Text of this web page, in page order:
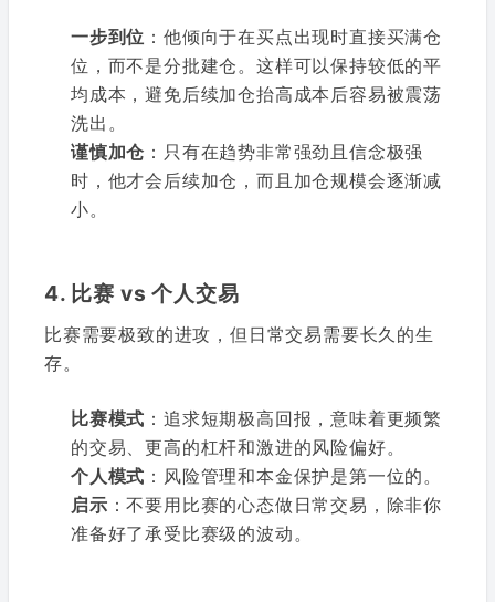
一步到位 ：他倾向于在买点出现时直接买满仓
位，而不是分批建仓。这样可以保持较低的平
均成本，避免后续加仓抬高成本后容易被震荡
洗出。
谨慎加仓 ：只有在趋势非常强劲且信念极强
时，他才会后续加仓，而且加仓规模会逐渐减
小。
4. 比赛 vs 个人交易
比赛需要极致的进攻，但日常交易需要长久的生
存。
比赛模式 ：追求短期极高回报，意味着更频繁
的交易、更高的杠杆和激进的风险偏好。
个人模式 ：风险管理和本金保护是第一位的。
启示 ：不要用比赛的心态做日常交易，除非你
准备好了承受比赛级的波动。